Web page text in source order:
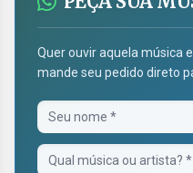
Quer ouvir aquela música
mande seu pedido direto